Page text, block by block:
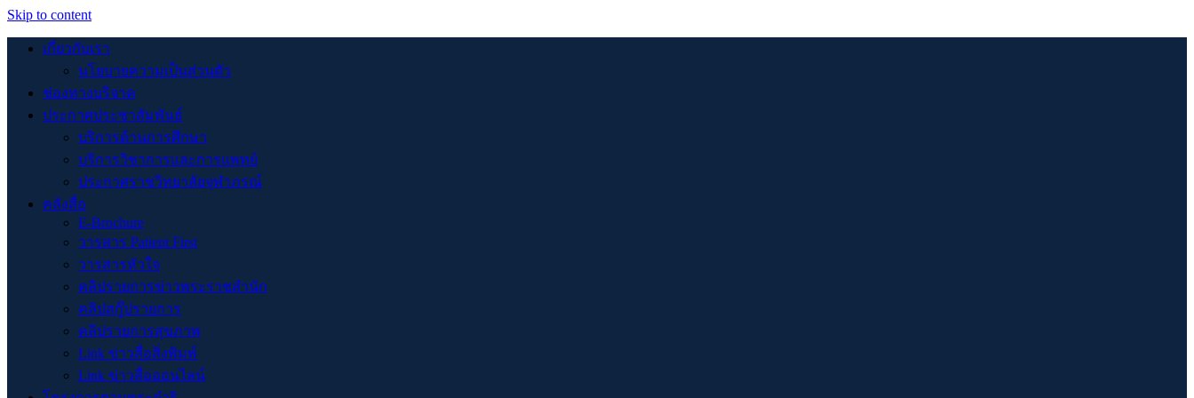
Skip to content
เกี่ยวกับเรา
นโยบายความเป็นส่วนตัว
ช่องทางบริจาค
ประกาศประชาสัมพันธ์
บริการด้านการศึกษา
บริการวิชาการและการแพทย์
ประกาศราชวิทยาลัยจุฬาภรณ์
คลังสื่อ
E-Brochure
วารสาร Patient First
วารสารหัวใจ
คลิปรายการข่าวพระราชสำนัก
คลิปสกู๊ปรายการ
คลิปรายการสุขภาพ
Link ข่าวสื่อสิ่งพิมพ์
Link ข่าวสื่อออนไลน์